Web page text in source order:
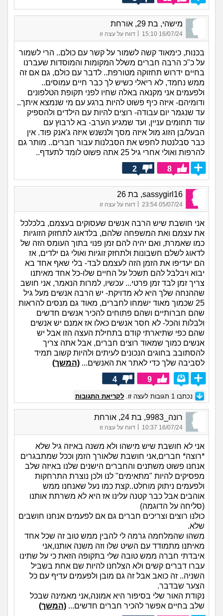
מישהי, בת 29, אורחת
16/07/24 15:10
| דווח על עצה זו
בכנות, כימאוד קשה לשמור על קשר עם כולם.. הרי לשמור
על כ"כ הרבה חברים משלל המקומות והמוסדות שעברנו
בחיים ידרוש תחזוקה מטורפת.. לדבר עם כולם, גם אם זה
ממש נחמד, לא ריאלי כשיש לך כבר חיים עמוסים..
ולפעמים אני מקנאה באלה שחיו לפני תקופת הטלפונים
ודומיהם- איזה כיף פשוט להיות ברגע עם מי שנמצא איתך..
עד שנגמר יום עבודה- רוצים להיות עם הילדים ולהספיק
עוד תחומים עניין, ועד שמגיע הערב- בא לרבוץ עם
הבעל/בן הזוג מול איזה מסך ולנשנש איזה ג'אנק פוד. אין
כבר סבלנטת לחפש את הסבלנות עבור חברים.. מותר גם
להרפות ואולי אחרי גיל 25 אתה פשוט לומד לתעדף..
8
2
sassygirl16, בת 26
05/07/24 23:54
| דווח על עצה זו
אני חושבת שיש הרבה אנשים שעסוקים בעצמם, בלכלכל
את עצמם ואת המשפחה שלהם, בלדאוג לתחזוק הזוגיות
כמו שאמרת, ואם יהיה להם זמן פנוי בתוך העומס הזה של
לדאוג לשלם חשבונות ולתחזק זוגיות ואולי גם ילדים, אז
הם יעדיפו את הזמן הזה לעצמם לבד- בלי שאף אחד בא
יבוא ויבלבל להם תשכל על החיים שלו-כל אחד מאיתנו
צריך זמן לבד זמן פרטי... עכשיו, למרות הנאמר, אני חושב
שההנחה שלך היא לא מדויקת- יש הרבה אנשים מעל גיל
25 שכמוך מאוד ישמחו לחברים, מאוד גם מנסים להראות
שהם חברותיים ושהם פתוחים להכיר אנשים חדשים
ולבלות והכל- לא חסר אנשים כאלו אז אמנם יש אנשים
שהם כפי שתיארתי קודם בתחילת העצה הזו אבל יש
אנשים כמוך שמאוד רוצים חברים, אבל אתה צריך
להסתובב בחוגים הנכונים לעיתים ולהיות קשוב תמיד
לסביבה שלך כדי לאתר את האנשים... (המשך)
9
4
נכתבו 1 תגובות לעצה זו. לקריאת התגובות
רונה_9983, בת 24, אורחת
16/07/24 10:37 דווח על עצה זו
אני לא חושבת שיש מישהו ולא משנה באיזה גיל שלא
*רוצה* חברים,אני חושבת שלאורך הזמן וככל שמתבגרים
אנחנו פשוט משתנים והחברים הישנים שלנו באיזה שלב
מפסיקים להיות "מתאימים" לנו ולכן נוצרת התרחקות
ולפעמים ניתוק מוחלט..קצת כמו נעל שאנחנו ממש
אוהבים אבל כבר קטנה עלינו אז היא לא משרתת אותנו
(סליחה על הדוגמה)
כולנו רוצים וצריכים חברים גם אם לפעמים אנחנו חושבים
שלא.
משהו שהמלחמה גרמה לי להבין ממש טוב זה שכל אחד
מאיתנו מתמודד עם השיט שלו וזה משנה אותנו,אני
איבדתי חברה ממש טובה שלי בתקופה הזאת כי על שתינו
עברו דברים קשים ולא הצלחנו להיות שם אחת בשביל
השניה.. זה כואב אבל זה גם מובן ולפעמים עדיף עם כל
הצער שבדבר.
נקודת האור שלי בסיפור היא אמונה,אני מאמינה שבכל
שלב בחיים אפשר להכיר חברים חדשים... (המשך)